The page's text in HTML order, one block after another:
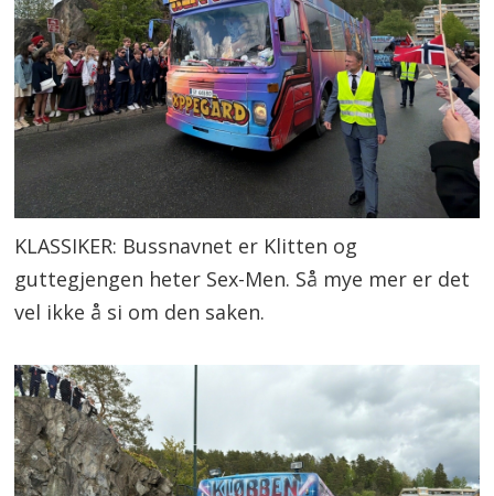
KLASSIKER: Bussnavnet er Klitten og
guttegjengen heter Sex-Men. Så mye mer er det
vel ikke å si om den saken.